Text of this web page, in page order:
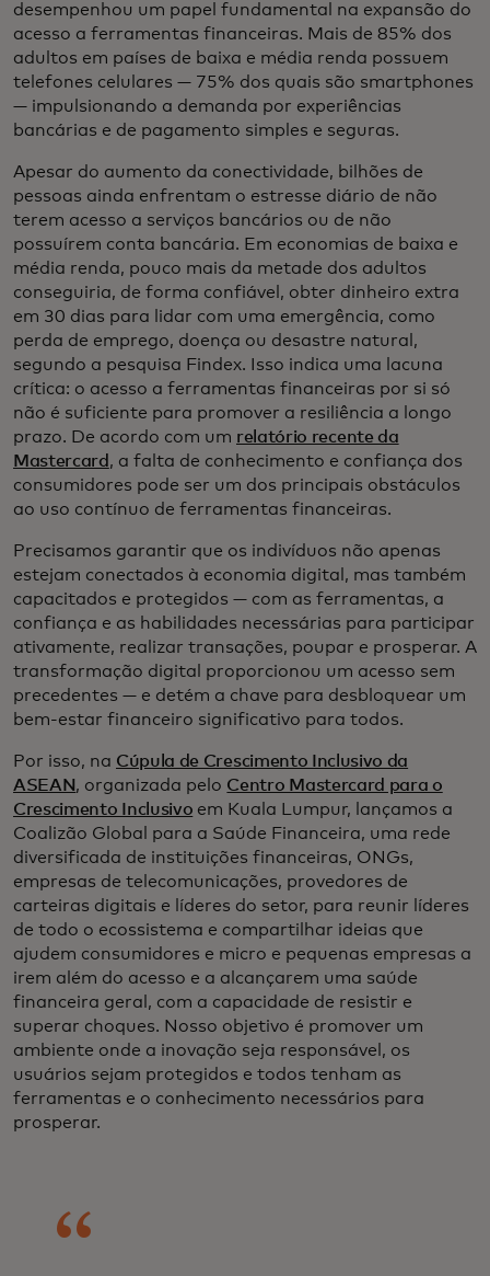
desempenhou um papel fundamental na expansão do
acesso a ferramentas financeiras. Mais de 85% dos
adultos em países de baixa e média renda possuem
telefones celulares — 75% dos quais são smartphones
— impulsionando a demanda por experiências
bancárias e de pagamento simples e seguras.
Apesar do aumento da conectividade, bilhões de
pessoas ainda enfrentam o estresse diário de não
terem acesso a serviços bancários ou de não
possuírem conta bancária. Em economias de baixa e
média renda, pouco mais da metade dos adultos
conseguiria, de forma confiável, obter dinheiro extra
em 30 dias para lidar com uma emergência, como
perda de emprego, doença ou desastre natural,
segundo a pesquisa Findex. Isso indica uma lacuna
crítica: o acesso a ferramentas financeiras por si só
não é suficiente para promover a resiliência a longo
prazo. De acordo com um relatório recente da
Mastercard , a falta de conhecimento e confiança dos
consumidores pode ser um dos principais obstáculos
ao uso contínuo de ferramentas financeiras.
Precisamos garantir que os indivíduos não apenas
estejam conectados à economia digital, mas também
capacitados e protegidos — com as ferramentas, a
confiança e as habilidades necessárias para participar
ativamente, realizar transações, poupar e prosperar. A
transformação digital proporcionou um acesso sem
precedentes — e detém a chave para desbloquear um
bem-estar financeiro significativo para todos.
Por isso, na Cúpula de Crescimento Inclusivo da
ASEAN, organizada pelo Centro Mastercard para o
Crescimento Inclusivo em Kuala Lumpur, lançamos a
Coalizão Global para a Saúde Financeira, uma rede
diversificada de instituições financeiras, ONGs,
empresas de telecomunicações, provedores de
carteiras digitais e líderes do setor, para reunir líderes
de todo o ecossistema e compartilhar ideias que
ajudem consumidores e micro e pequenas empresas a
irem além do acesso e a alcançarem uma saúde
financeira geral, com a capacidade de resistir e
superar choques. Nosso objetivo é promover um
ambiente onde a inovação seja responsável, os
usuários sejam protegidos e todos tenham as
ferramentas e o conhecimento necessários para
prosperar.